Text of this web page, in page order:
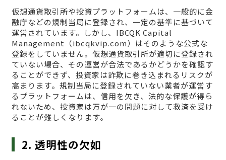
仮想通貨取引所や投資プラットフォームは、一般的に金
融庁などの規制当局に登録され、一定の基準に基づいて
運営されています。しかし、IBCQK Capital
Management（ibcqkvip.com）はそのような公式な
登録をしていません。仮想通貨取引所が適切に登録され
ていない場合、その運営が合法であるかどうかを確認す
ることができず、投資家は詐欺に巻き込まれるリスクが
高まります。規制当局に登録されていない業者が運営す
るプラットフォームは、信用を欠き、法的な保護が得ら
れないため、投資家は万が一の問題に対して救済を受け
ることが難しくなります。
2. 透明性の欠如